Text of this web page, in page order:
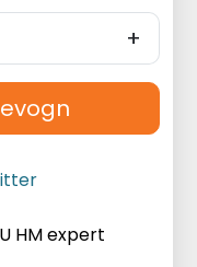
+
HM expert